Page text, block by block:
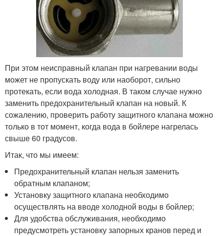
При этом неисправный клапан при нагревании воды
может не пропускать воду или наоборот, сильно
протекать, если вода холодная. В таком случае нужно
заменить предохранительный клапан на новый. К
сожалению, проверить работу защитного клапана можно
только в тот момент, когда вода в бойлере нагрелась
свыше 60 градусов.
Итак, что мы имеем:
Предохранительный клапан нельзя заменить
обратным клапаном;
Установку защитного клапана необходимо
осуществлять на вводе холодной воды в бойлер;
Для удобства обслуживания, необходимо
предусмотреть установку запорных кранов перед и